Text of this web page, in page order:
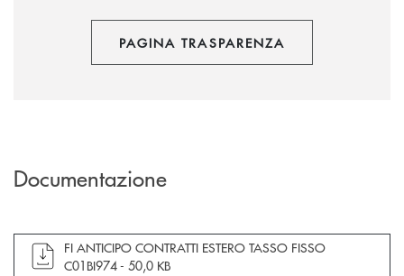
PAGINA TRASPARENZA
Documentazione
apre documento in una nuova finestra
FI ANTICIPO CONTRATTI ESTERO TASSO FISSO
C01BI974 - 50,0 KB